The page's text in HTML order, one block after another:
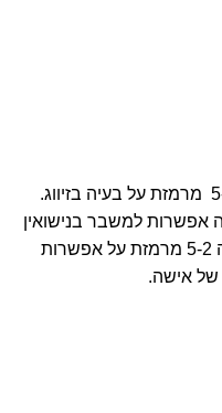
בשתי הדוגמאות שהוזכרו הפסגה 5-2 מרמזת על בעיה בזיווג.
פסגה 5-2 מדגימה אפשרות למשבר בנישואין
וגירושין. ואילו בדוגמא השנייה פסגה 5-2 מרמזת על אפשרות
של אישה.